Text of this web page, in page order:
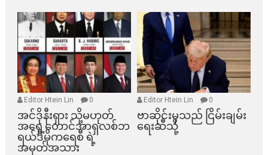
Editor Htein Lin 0
အင်ဒိုနီးရှား သို့မဟုတ်
အရှေ့တောင်အာရှလစ်ဘ
ရယ်ဒီမိုကရေစီ ရဲ့
အမှတ်အသား
Editor Htein Lin 0
ဗာဆိုင်းမှသည် ငြိမ်းချမ်း
ရေးဆီသို့